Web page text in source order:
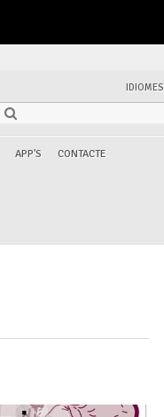
IDIOMES
APP'S CONTACTE